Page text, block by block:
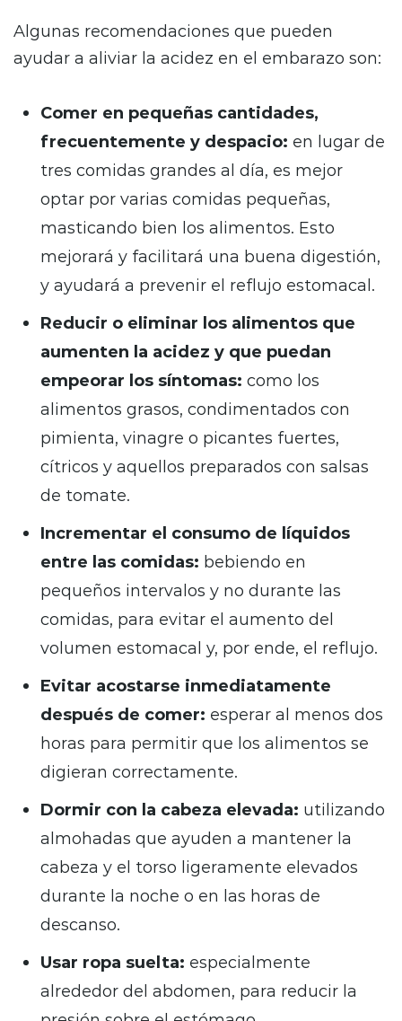
Algunas recomendaciones que pueden
ayudar a aliviar la acidez en el embarazo son:
Comer en pequeñas cantidades,
frecuentemente y despacio: en lugar de
tres comidas grandes al día, es mejor
optar por varias comidas pequeñas,
masticando bien los alimentos. Esto
mejorará y facilitará una buena digestión,
y ayudará a prevenir el reflujo estomacal.
Reducir o eliminar los alimentos que
aumenten la acidez y que puedan
empeorar los síntomas: como los
alimentos grasos, condimentados con
pimienta, vinagre o picantes fuertes,
cítricos y aquellos preparados con salsas
de tomate.
Incrementar el consumo de líquidos
entre las comidas: bebiendo en
pequeños intervalos y no durante las
comidas, para evitar el aumento del
volumen estomacal y, por ende, el reflujo.
Evitar acostarse inmediatamente
después de comer: esperar al menos dos
horas para permitir que los alimentos se
digieran correctamente.
Dormir con la cabeza elevada: utilizando
almohadas que ayuden a mantener la
cabeza y el torso ligeramente elevados
durante la noche o en las horas de
descanso.
Usar ropa suelta: especialmente
alrededor del abdomen, para reducir la